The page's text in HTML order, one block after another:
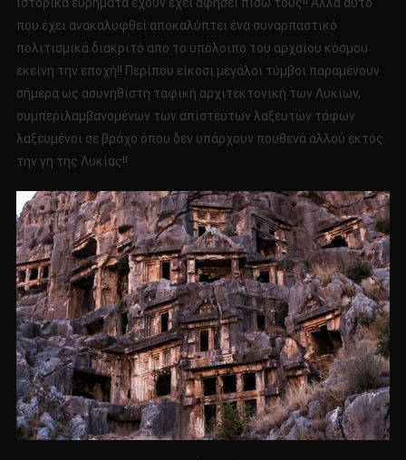
που έχει ανακαλυφθεί αποκαλύπτει ένα συναρπαστικό
πολιτισμικά διακριτό από το υπόλοιπο του αρχαίου κόσμου
εκείνη την εποχή!! Περίπου είκοσι μεγάλοι τύμβοι παραμένουν
σήμερα ως ασυνήθιστη ταφική αρχιτεκτονική των Λυκίων,
συμπεριλαμβανομένων των απίστευτων λαξευτών τάφων
λαξευμένοι σε βράχο όπου δεν υπάρχουν πουθενά αλλού εκτός
την γη της Λυκίας!!